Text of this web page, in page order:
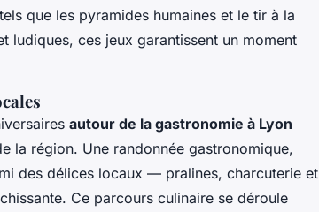
que les pyramides humaines et le tir à la
ludiques, ces jeux garantissent un moment
autour de la gastronomie à Lyon
la région. Une randonnée gastronomique,
des délices locaux — pralines, charcuterie et
Ce parcours culinaire se déroule